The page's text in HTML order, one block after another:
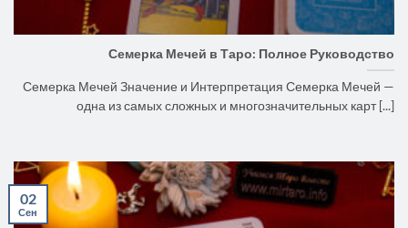
Семерка Мечей в Таро: Полное Руководство
Семерка Мечей Значение и Интерпретация Семерка Мечей —
одна из самых сложных и многозначительных карт [...]
02
Сен